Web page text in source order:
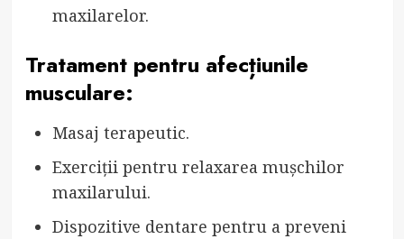
maxilarelor.
Tratament pentru afecțiunile
musculare:
Masaj terapeutic.
Exerciții pentru relaxarea mușchilor
maxilarului.
Dispozitive dentare pentru a preveni